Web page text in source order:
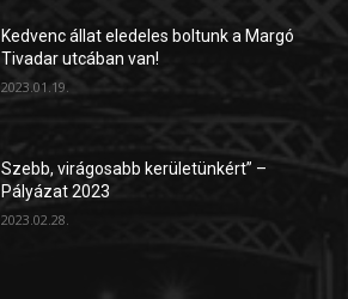
Kedvenc állat eledeles boltunk a Margó
Tivadar utcában van!
2023.01.19.
Szebb, virágosabb kerületünkért” –
Pályázat 2023
2023.02.28.